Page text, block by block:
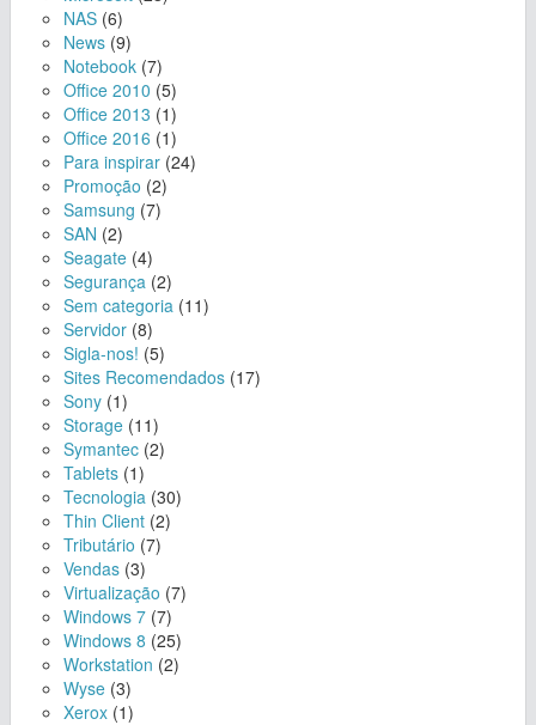
NAS (6)
News (9)
Notebook (7)
Office 2010 (5)
Office 2013 (1)
Office 2016 (1)
Para inspirar (24)
Promoção (2)
Samsung (7)
SAN (2)
Seagate (4)
Segurança (2)
Sem categoria (11)
Servidor (8)
Sigla-nos! (5)
Sites Recomendados (17)
Sony (1)
Storage (11)
Symantec (2)
Tablets (1)
Tecnologia (30)
Thin Client (2)
Tributário (7)
Vendas (3)
Virtualização (7)
Windows 7 (7)
Windows 8 (25)
Workstation (2)
Wyse (3)
Xerox (1)